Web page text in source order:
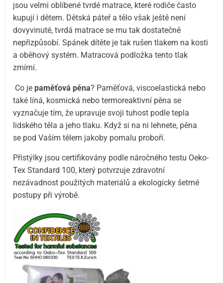
jsou velmi oblíbené tvrdé matrace, které rodiče často
kupují i dětem. Dětská páteř a tělo však ještě není
dovyvinuté, tvrdá matrace se mu tak dostatečně
nepřizpůsobí. Spánek dítěte je tak rušen tlakem na kosti
a oběhový systém. Matracová podložka tento tlak
zmírní.
Co jepaměťová pěna? Paměťová, viscoelastická nebo
také líná, kosmická nebo termoreaktivní pěna se
vyznačuje tím, že upravuje svoji tuhost podle tepla
lidského těla a jeho tlaku. Když si na ni lehnete, pěna
se pod Vaším tělem jakoby pomalu proboří.
Přistýlky jsou certifikovány podle náročného testu Oeko-
Tex Standard 100, který potvrzuje zdravotní
nezávadnost použitých materiálů a ekologicky šetrné
postupy při výrobě.